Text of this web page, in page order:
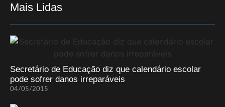
Mais Lidas
Secretário de Educação diz que calendário escolar
pode sofrer danos irreparáveis
04/05/2015